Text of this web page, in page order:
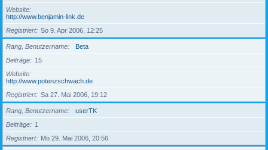
Website
http://www.benjamin-link.de
Registriert
So 9. Apr 2006, 12:25
Rang, Benutzername
Beta
Beiträge
15
Website
http://www.potenzschwach.de
Registriert
Sa 27. Mai 2006, 19:12
Rang, Benutzername
userTK
Beiträge
1
Registriert
Mo 29. Mai 2006, 20:56